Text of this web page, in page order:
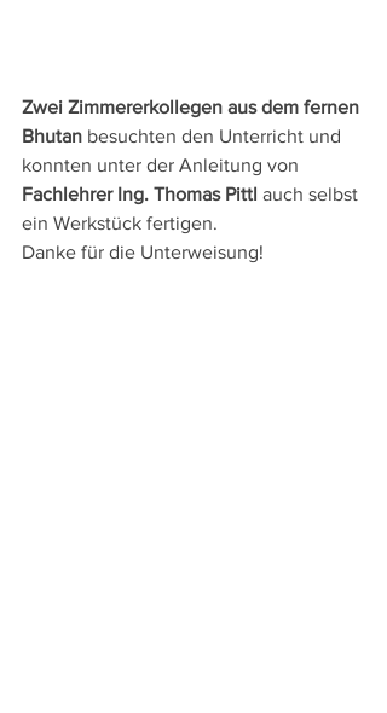
Zwei Zimmererkollegen aus dem fernen
Bhutan besuchten den Unterricht und
konnten unter der Anleitung von
Fachlehrer Ing. Thomas Pittl auch selbst
ein Werkstück fertigen.
Danke für die Unterweisung!